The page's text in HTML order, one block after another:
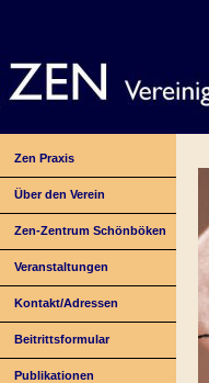
Zen Praxis
Über den Verein
Zen-Zentrum Schönböken
Veranstaltungen
Kontakt/Adressen
Beitrittsformular
Publikationen